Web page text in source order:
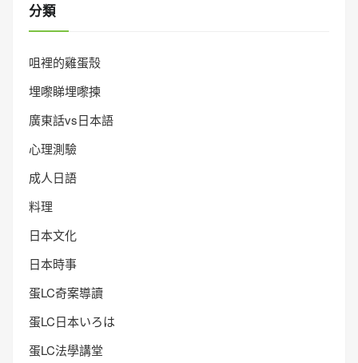
分類
咀裡的雞蛋殼
埋嚟睇埋嚟揀
廣東話vs日本語
心理測驗
成人日語
料理
日本文化
日本時事
蛋LC奇案導讀
蛋LC日本いろは
蛋LC法學講堂